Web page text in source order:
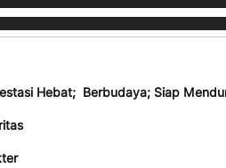
Hebat; Berbudaya; Siap